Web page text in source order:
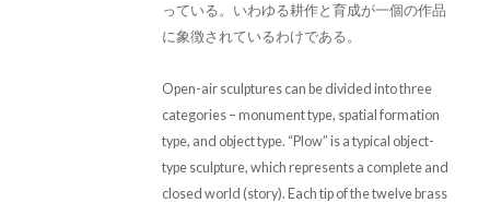
っている。いわゆる耕作と育成が一個の作品
に象徴されているわけである。
Open-air sculptures can be divided into three
categories – monument type, spatial formation
type, and object type. “Plow” is a typical object-
type sculpture, which represents a complete and
closed world (story). Each tip of the twelve brass